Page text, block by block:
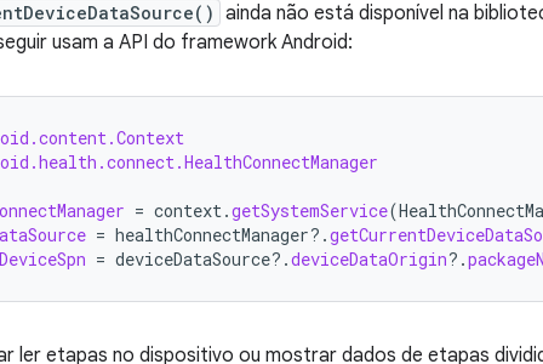
ainda não está disponível na
usam a API do framework Android:
= context.getSystemService(
= healthConnectManager?.
= deviceDataSource?.deviceDataOrigin?.
ler etapas no dispositivo ou mostrar dados de etapas